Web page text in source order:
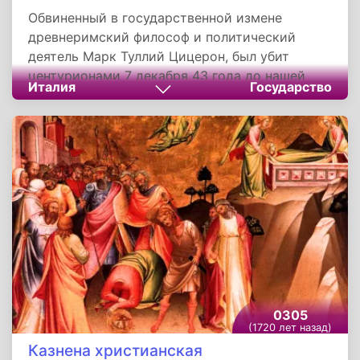
Обвиненный в государственной измене
древнеримский философ и политический
деятель Марк Туллий Цицерон, был убит
центурионами 7 декабря 43 года до нашей
эры недалеко от своей виллы в Формии.
Заметив догоняющих убийц, он приказал
несущим его рабам поставить паланкин на
землю, а потом, высунув голову из-за
занавеси, подставил шею под меч.
Отрубленные голову и руки философа
доставили в Рим и по приказу Марка Антония
поместили на ораторской трибуне форума.
Цицерон оставил после себя обширное
литературное наследие, существенная часть
которого сохранилась до наших дней.
Италия Государство
0305
(1720 лет назад)
Казнена христианская